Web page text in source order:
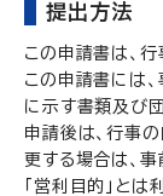
提出方法
この申請書は、
この申請書には
に示す書類及び
申請後は、行事
更する場合は、
「営利目的」と